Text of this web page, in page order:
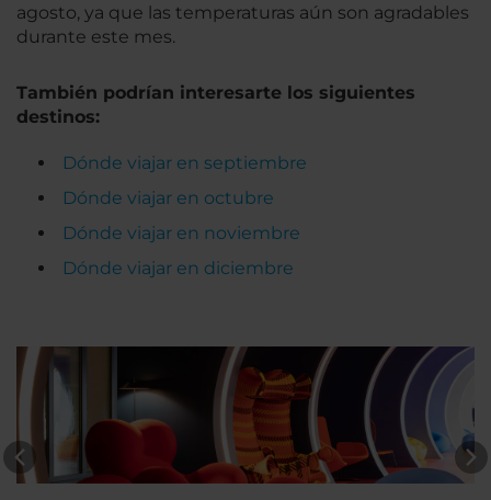
agosto, ya que las temperaturas aún son agradables
durante este mes.
También podrían interesarte los siguientes
destinos:
Dónde viajar en septiembre
Dónde viajar en octubre
Dónde viajar en noviembre
Dónde viajar en diciembre